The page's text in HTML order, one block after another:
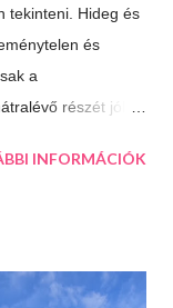
tekinteni. Hideg és
és
a
részét jól is
sötétedik, ha
is lehet, minden
INFORMÁCIÓK